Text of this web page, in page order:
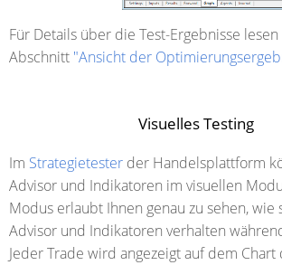
Für Details über die Test-Ergebnisse
Abschnitt "Ansicht der
Visuelles Testing
Im Strategietester der Handelsplattform
Advisor und Indikatoren im visuellen
Modus erlaubt Ihnen genau zu sehen, wie
Advisor und Indikatoren verhalten
Jeder Trade wird angezeigt auf dem Chart